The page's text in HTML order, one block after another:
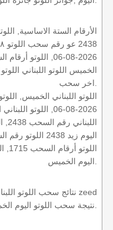
الأرقام الستة الاساسية,
اللوتو اللبناني الخميس,
2026-08-06, اللوتو